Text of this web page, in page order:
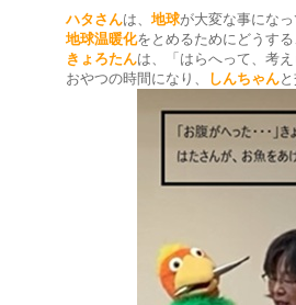
ハタさんは、 地球が大変な事にな
地球温暖化をとめるためにどうする
きょろたんは、「はらへって、考
おやつの時間になり、
しんちゃん